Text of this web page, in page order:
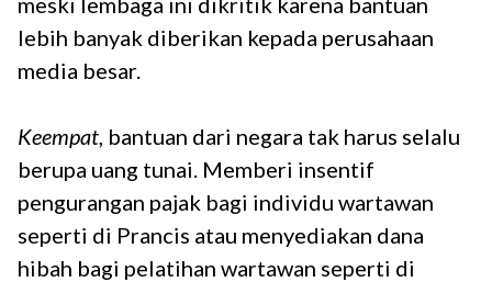
lebih banyak diberikan kepada perusahaan
media besar.
Keempat, bantuan dari negara tak harus selalu
berupa uang tunai. Memberi insentif
pengurangan pajak bagi individu wartawan
seperti di Prancis atau menyediakan dana
hibah bagi pelatihan wartawan seperti di